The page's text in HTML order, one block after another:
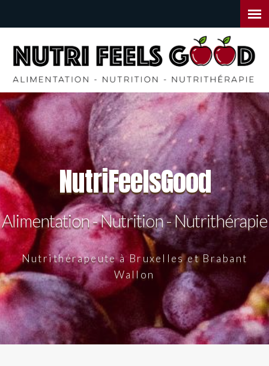
NutriFeelsGood
Alimentation - Nutrition - Nutrithérapie
Nutrithérapeute à Bruxelles et Brabant
Wallon